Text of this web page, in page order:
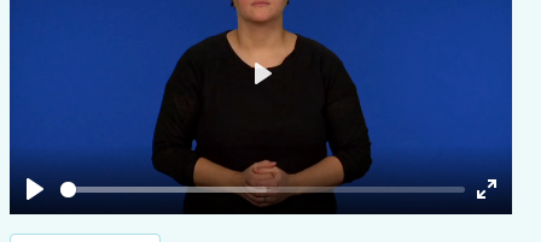
Play
Enter